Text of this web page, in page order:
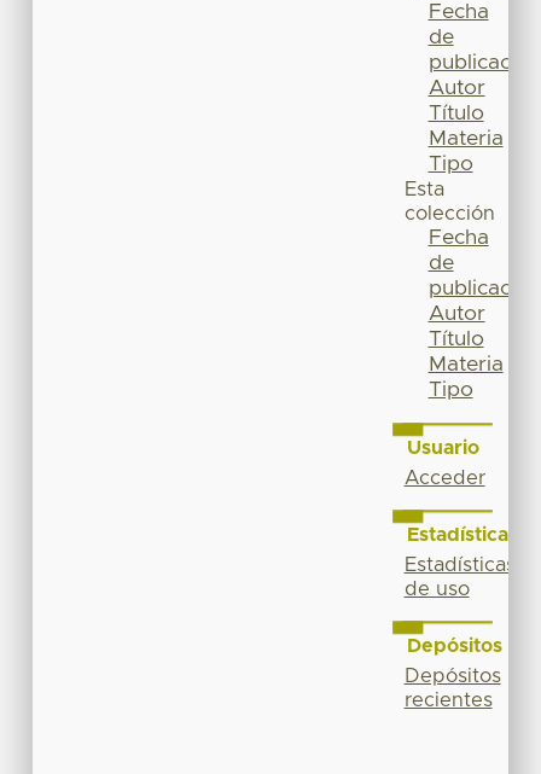
Fecha
de
publicación
Autor
Título
Materia
Tipo
Esta
colección
Fecha
de
publicación
Autor
Título
Materia
Tipo
Usuario
Acceder
Estadísticas
Estadísticas
de uso
Depósitos
Depósitos
recientes